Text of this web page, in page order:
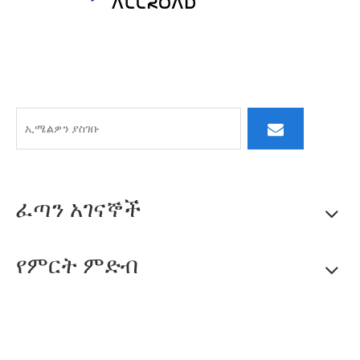
ፈጣን አገናኞች
የምርት ምድብ